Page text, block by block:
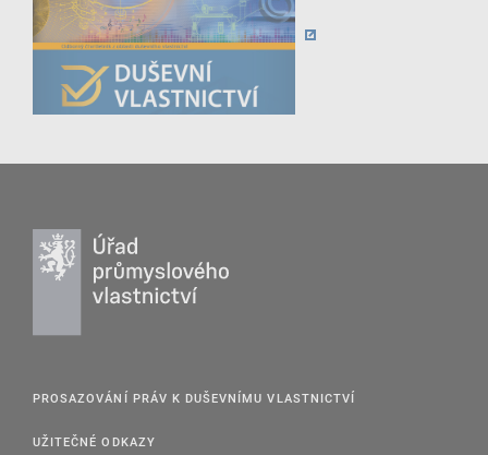
PROSAZOVÁNÍ PRÁV K DUŠEVNÍMU VLASTNICTVÍ
UŽITEČNÉ ODKAZY